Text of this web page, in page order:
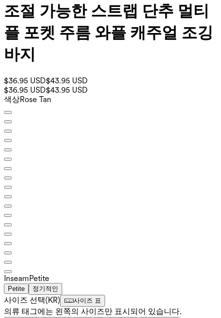
조절 가능한 스트랩 단추 멀티
플 포켓 주름 와플 캐주얼 조깅
바지
$36.95 USD$43.95 USD
$36.95 USD$43.95 USD
색상Rose Tan
Inseam️Petite
Petite 정기적인
사이즈 선택(KR) 사이즈 표
의류 태그에는 왼쪽의 사이즈만 표시되어 있습니다.